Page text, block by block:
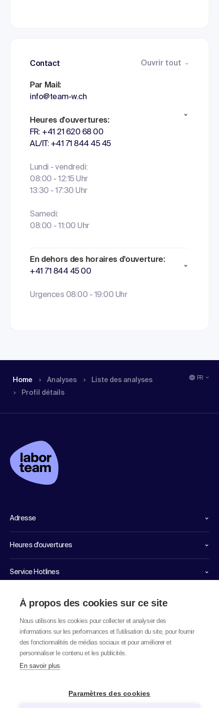
Contact Ouvrir tout
Par Mail:
info@team-w.ch
Heures d'ouvertures:
FR: +41 21 620 68 00
AL/IT: +41 71 844 45 45
Lundi - vendredi:
08:00 - 12:15 Uhr
13:30 - 17:30 Uhr
Samedi:
08:00 - 11:00 Uhr
En dehors des horaires d’ouverture:
+41 71 844 45 00
Urgences 08:00 - 19:00 Uhr
Home Analyses
Liste des analyses
Profil détails
FR
Adresse
Heures d'ouvertures
Service Hotlines
Liens importants
À propos des cookies sur ce site
Nous utilisons les cookies pour collecter et analyser des
informations sur les performances et l'utilisation du site, pour fournir
des fonctionnalités de médias sociaux et pour améliorer et
personnaliser le contenu et les publicités.
En savoir plus
Paramètres des cookies